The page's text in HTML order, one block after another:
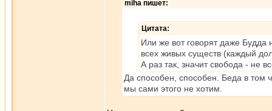
miha пишет:
Цитата:
Или же вот говорят даже Будда
всех живых существ (каждый
А раз так, значит свобода - не
Да способен, способен. Беда в том
мы сами этого не хотим.